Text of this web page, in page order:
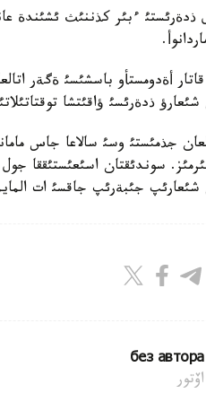
ذدةرئستئ ءبئر كذننئث ئشئندة
أةدومستأو باسشئسئ ةگةر
ذدةرئسئ ؤاقئتشا
جذمئستئ وسئ سالاعا جاس
سوندئقتان اسئعئستئققا
شئعارئپ جئبةرئپ جاقسئ ات
без автора
اۆتور